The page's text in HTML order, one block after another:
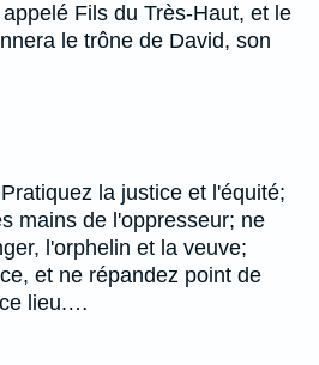
Fils du Très-Haut, et le
le trône de David, son
la justice et l'équité;
mains de l'oppresseur; ne
l'orphelin et la veuve;
et ne répandez point de
lieu.…